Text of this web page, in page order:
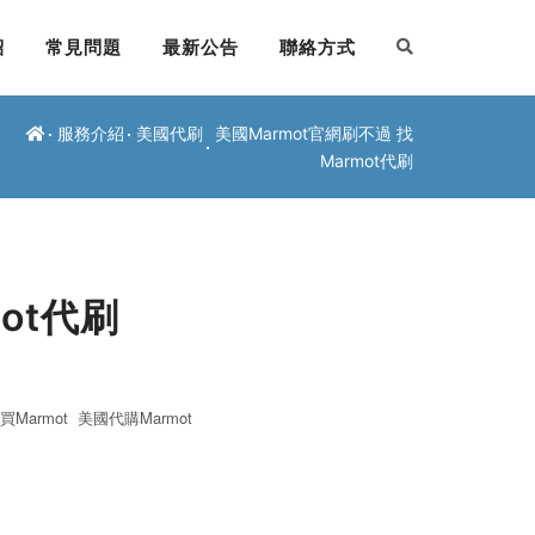
常見問題 最新公告 聯絡方式
服務介紹 美國代刷
美國Marmot官網刷不過 找
Marmot代刷
代刷
Marmot 美國代購Marmot